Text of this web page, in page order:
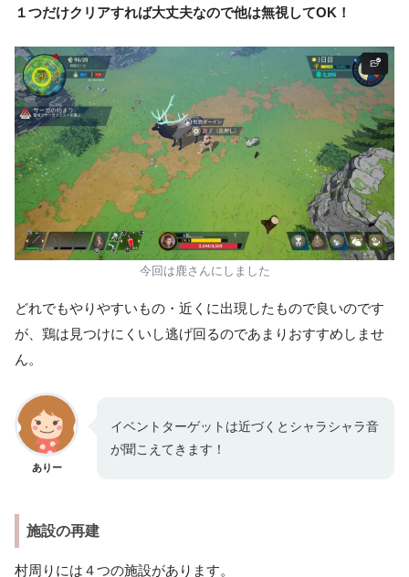
１つだけクリアすれば大丈夫なので他は無視してOK！
今回は鹿さんにしました
どれでもやりやすいもの・近くに出現したもので良いのです
が、鶏は見つけにくいし逃げ回るのであまりおすすめしませ
ん。
ありー
イベントターゲットは近づくとシャラシャラ音
が聞こえてきます！
施設の再建
村周りには４つの施設があります。